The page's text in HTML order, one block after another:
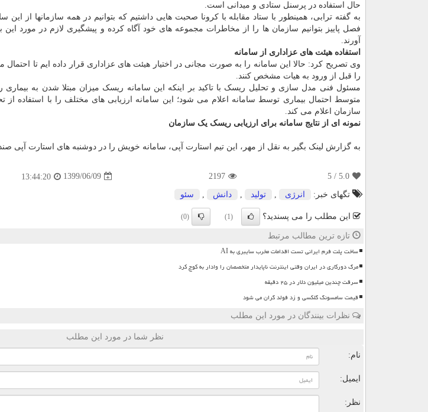
حال استفاده در پرسنل ستادی و میدانی است.
به گفته ترابی، همینطور با ستاد مقابله با کرونا صحبت هایی داشتیم که بتوانیم در همه سازمانها از این
فصل پاییز بتوانیم سازمان ها را از مخاطرات مجموعه های خود آگاه کرده و پیشگیری لازم در مورد
آورند.
استفاده هیئت های عزاداری از سامانه
وی تصریح کرد: حالا این سامانه را به صورت مجانی در اختیار هیئت های عزاداری قرار داده ایم تا احتمال
را قبل از ورود به هیات مشخص کنند.
مسئول فنی مدل سازی و تحلیل ریسک با تاکید بر اینکه این سامانه ریسک میزان مبتلا شدن به
متوسط احتمال بیماری توسط سامانه اعلام می شود؛ این سامانه ارزیابی های مختلف را با استفاده از
سازمان اعلام می کند.
نمونه ای از نتایج سامانه برای ارزیابی ریسک یک سازمان
به گزارش لینک بگیر به نقل از مهر، این تیم استارت آپی، سامانه خویش را در دوشنبه های استارت آپی
5.0
/ 5
2197
1399/06/09
13:44:20
تگهای خبر:
انرژی تولید دانش سئو
این مطلب را می پسندید؟ (1)
(0)
تازه ترین مطالب مرتبط
ساخت پلت فرم ایرانی تست اقدامات مخرب سایبری به AI
مرگ دورکاری در ایران وقتی اینترنت ناپایدار متخصصان را وادار به کوچ کرد
سرقت چندین میلیون دلار در ۲۵ دقیقه
قیمت سامسونگ گلکسی و زد فولد گران می شود
نظرات بینندگان در مورد این مطلب
نظر شما در مورد این مطلب
نام:
ایمیل:
نظر: